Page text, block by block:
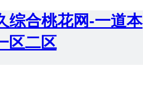
综合桃花网-一道本
区二区